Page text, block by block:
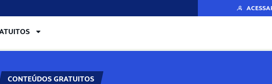
CONTEÚDOS GRATUITOS